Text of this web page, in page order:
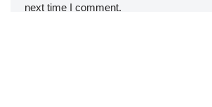
next time I comment.